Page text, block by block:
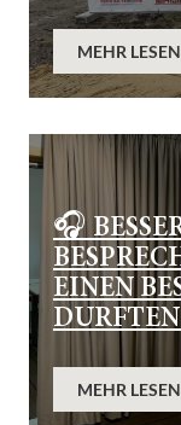
MEHR LESEN
🎧
EINEN
DURFTEN
MEHR LESEN